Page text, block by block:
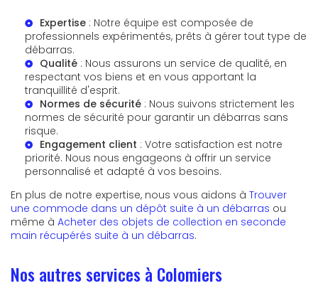
Expertise : Notre équipe est composée de
professionnels expérimentés, prêts à gérer tout type de
débarras.
Qualité : Nous assurons un service de qualité, en
respectant vos biens et en vous apportant la
tranquillité d'esprit.
Normes de sécurité : Nous suivons strictement les
normes de sécurité pour garantir un débarras sans
risque.
Engagement client : Votre satisfaction est notre
priorité. Nous nous engageons à offrir un service
personnalisé et adapté à vos besoins.
En plus de notre expertise, nous vous aidons à Trouver
une commode dans un dépôt suite à un débarras ou
même à Acheter des objets de collection en seconde
main récupérés suite à un débarras.
Nos autres services à Colomiers